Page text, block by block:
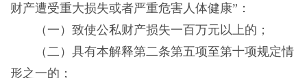
财产遭受重大损失或者严重危害人体健康”：
（一）致使公私财产损失一百万元以上的；
（二）具有本解释第二条第五项至第十项规定情
形之一的；